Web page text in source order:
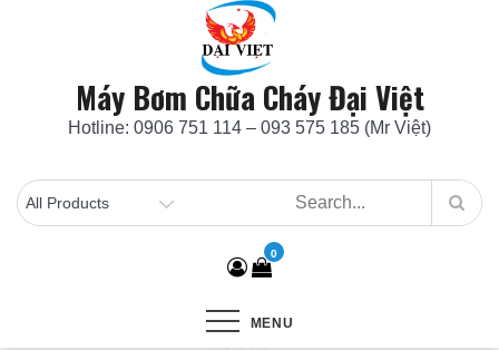
Máy Bơm Chữa Cháy Đại Việt
Hotline: 0906 751 114 – 093 575 185 (Mr Việt)
0
MENU